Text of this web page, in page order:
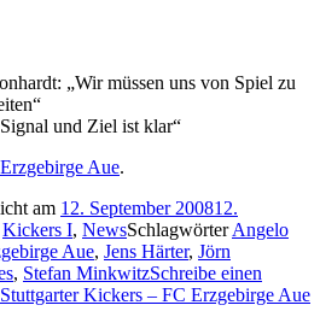
„Wir müssen uns von Spiel zu
und Ziel ist klar“
Aue.
am 12. September 200812.
Kickers I, NewsSchlagwörterAngelo
Aue, Jens Härter, Jörn
, Stefan MinkwitzSchreibe einen
Kickers – FC Erzgebirge Aue